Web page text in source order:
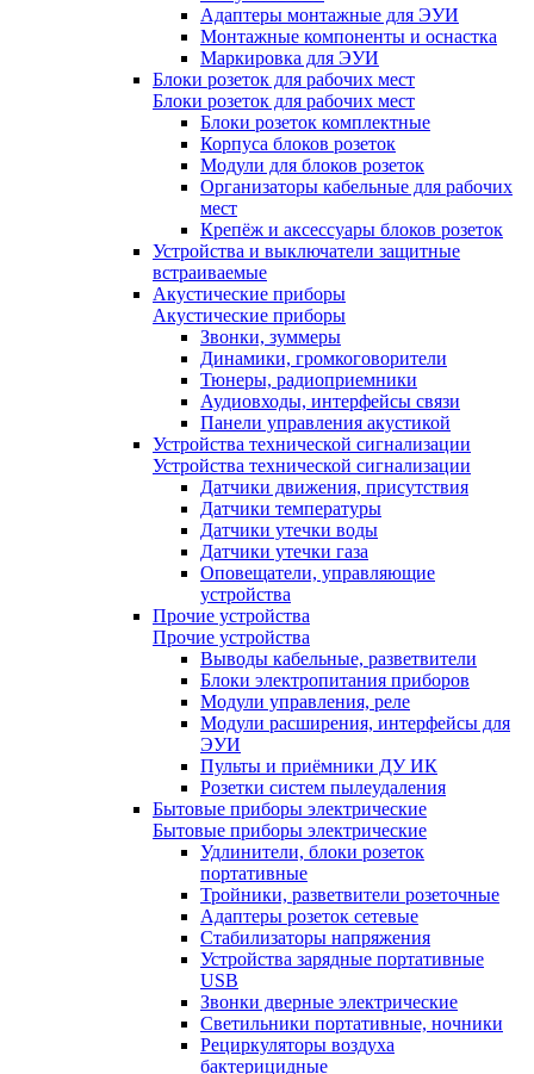
Адаптеры монтажные для ЭУИ
Монтажные компоненты и оснастка
Маркировка для ЭУИ
Блоки розеток для рабочих мест
Блоки розеток для рабочих мест
Блоки розеток комплектные
Корпуса блоков розеток
Модули для блоков розеток
Организаторы кабельные для рабочих
мест
Крепёж и аксессуары блоков розеток
Устройства и выключатели защитные
встраиваемые
Акустические приборы
Акустические приборы
Звонки, зуммеры
Динамики, громкоговорители
Тюнеры, радиоприемники
Аудиовходы, интерфейсы связи
Панели управления акустикой
Устройства технической сигнализации
Устройства технической сигнализации
Датчики движения, присутствия
Датчики температуры
Датчики утечки воды
Датчики утечки газа
Оповещатели, управляющие
устройства
Прочие устройства
Прочие устройства
Выводы кабельные, разветвители
Блоки электропитания приборов
Модули управления, реле
Модули расширения, интерфейсы для
ЭУИ
Пульты и приёмники ДУ ИК
Розетки систем пылеудаления
Бытовые приборы электрические
Бытовые приборы электрические
Удлинители, блоки розеток
портативные
Тройники, разветвители розеточные
Адаптеры розеток сетевые
Стабилизаторы напряжения
Устройства зарядные портативные
USB
Звонки дверные электрические
Светильники портативные, ночники
Рециркуляторы воздуха
бактерицидные